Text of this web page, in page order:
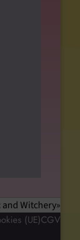
and Witchery
(UE)CGV